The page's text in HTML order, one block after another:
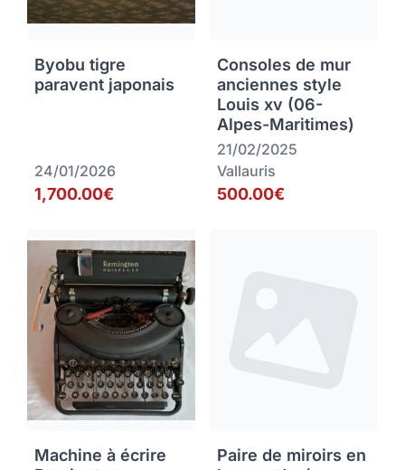
Byobu tigre
paravent japonais
24/01/2026
1,700.00€
Consoles de mur
anciennes style
Louis xv (06-
Alpes-Maritimes)
21/02/2025
Vallauris
500.00€
Machine à écrire
Paire de miroirs en